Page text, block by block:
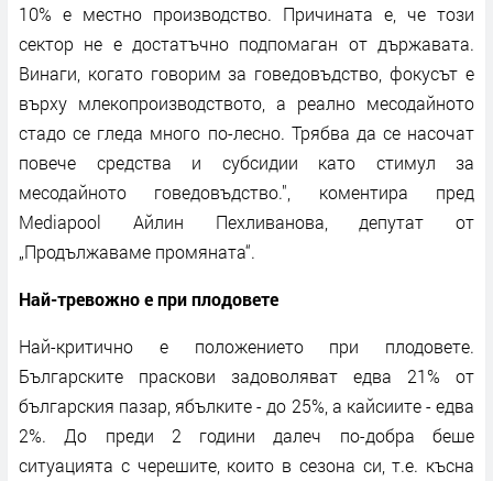
10% е местно производство. Причината е, че този
сектор не е достатъчно подпомаган от държавата.
Винаги, когато говорим за говедовъдство, фокусът е
върху млекопроизводството, а реално месодайното
стадо се гледа много по-лесно. Трябва да се насочат
повече средства и субсидии като стимул за
месодайното говедовъдство.", коментира пред
Mediapool Айлин Пехливанова, депутат от
„Продължаваме промяната“.
Най-тревожно е при плодовете
Най-критично е положението при плодовете.
Българските праскови задоволяват едва 21% от
българския пазар, ябълките - до 25%, а кайсиите - едва
2%. До преди 2 години далеч по-добра беше
ситуацията с черешите, които в сезона си, т.е. късна